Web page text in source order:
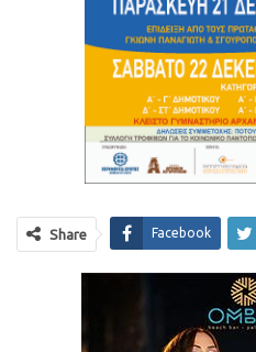
Share Facebook